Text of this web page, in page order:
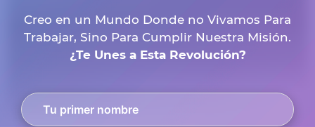
Creo en un Mundo Donde no Vivamos Para
Trabajar, Sino Para Cumplir Nuestra Misión.
¿Te Unes a Esta Revolución?